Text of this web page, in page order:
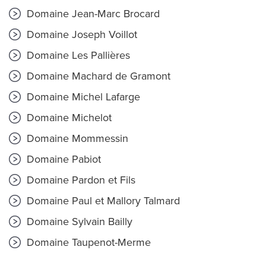
Domaine Jean-Marc Brocard
Domaine Joseph Voillot
Domaine Les Pallières
Domaine Machard de Gramont
Domaine Michel Lafarge
Domaine Michelot
Domaine Mommessin
Domaine Pabiot
Domaine Pardon et Fils
Domaine Paul et Mallory Talmard
Domaine Sylvain Bailly
Domaine Taupenot-Merme